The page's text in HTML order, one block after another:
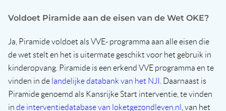
Voldoet Piramide aan de eisen van de Wet OKE?
Ja, Piramide voldoet als VVE- programma aan alle eisen die
de wet stelt en het is uitermate geschikt voor het gebruik in
kinderopvang. Piramide is een erkend VVE programma en te
vinden in de landelijke databank van het NJI
. Daarnaast is
Piramide genoemd als Kansrijke Start interventie, te vinden
in de interventiedatabase van loketgezondleven.nl
, van het